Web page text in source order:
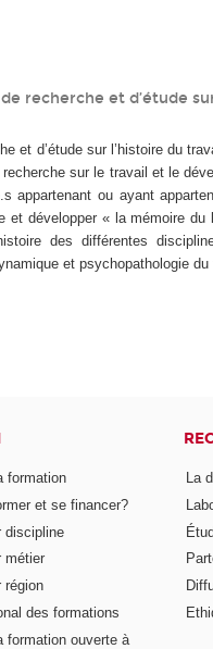
recherche et d’étude
et d’étude sur l’histoire du
sur le travail et le
appartenant ou ayant
et développer « la mémoire du
des différentes
et psychopathologie
formation
et se financer?
discipline
métier
région
des formations
formation ouverte à
La